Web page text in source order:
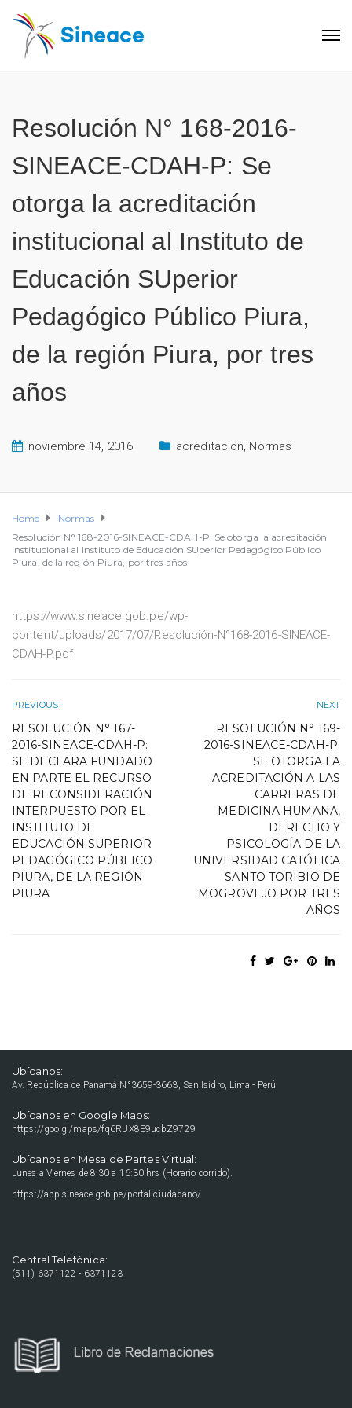
Resolución N° 168-2016-
SINEACE-CDAH-P: Se
otorga la acreditación
institucional al Instituto de
Educación SUperior
Pedagógico Público Piura,
de la región Piura, por tres
años
noviembre 14, 2016 acreditacion, Normas
Home
Normas
Resolución N° 168-2016-SINEACE-CDAH-P: Se otorga la acreditación
institucional al Instituto de Educación SUperior Pedagógico Público
Piura, de la región Piura, por tres años
https://www.sineace.gob.pe/wp-
content/uploads/2017/07/Resolución-N°168-2016-SINEACE-
CDAH-P.pdf
PREVIOUS
RESOLUCIÓN N° 167-
2016-SINEACE-CDAH-P:
SE DECLARA FUNDADO
EN PARTE EL RECURSO
DE RECONSIDERACIÓN
INTERPUESTO POR EL
INSTITUTO DE
EDUCACIÓN SUPERIOR
PEDAGÓGICO PÚBLICO
PIURA, DE LA REGIÓN
PIURA
NEXT
RESOLUCIÓN N° 169-
2016-SINEACE-CDAH-P:
SE OTORGA LA
ACREDITACIÓN A LAS
CARRERAS DE
MEDICINA HUMANA,
DERECHO Y
PSICOLOGÍA DE LA
UNIVERSIDAD CATÓLICA
SANTO TORIBIO DE
MOGROVEJO POR TRES
AÑOS
Ubícanos:
Av. República de Panamá N°3659-3663, San Isidro, Lima - Perú
Ubícanos en Google Maps:
https://goo.gl/maps/fq6RUX8E9ucbZ9729
Ubícanos en Mesa de Partes Virtual:
Lunes a Viernes de 8:30 a 16:30 hrs (Horario corrido).
https://app.sineace.gob.pe/portal-ciudadano/
Central Telefónica:
(511) 6371122 - 6371123